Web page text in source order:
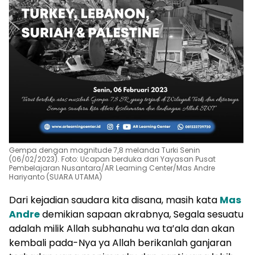
Gempa dengan magnitude 7,8 melanda Turki Senin
(06/02/2023). Foto: Ucapan berduka dari Yayasan Pusat
Pembelajaran Nusantara/AR Learning Center/Mas Andre
Hariyanto (SUARA UTAMA)
Dari kejadian saudara kita disana, masih kata Mas
Andredemikian sapaan akrabnya, Segala sesuatu
adalah milik Allah subhanahu wa ta’ala dan akan
kembali pada-Nya ya Allah berikanlah ganjaran